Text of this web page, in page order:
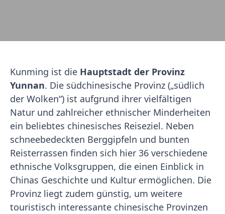
Kunming ist die Hauptstadt der Provinz
Yunnan. Die südchinesische Provinz („südlich
der Wolken“) ist aufgrund ihrer vielfältigen
Natur und zahlreicher ethnischer Minderheiten
ein beliebtes chinesisches Reiseziel. Neben
schneebedeckten Berggipfeln und bunten
Reisterrassen finden sich hier 36 verschiedene
ethnische Volksgruppen, die einen Einblick in
Chinas Geschichte und Kultur ermöglichen. Die
Provinz liegt zudem günstig, um weitere
touristisch interessante chinesische Provinzen